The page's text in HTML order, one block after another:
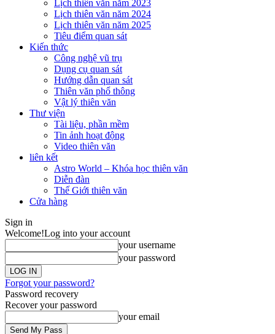
Lịch thiên văn năm 2023
Lịch thiên văn năm 2024
Lịch thiên văn năm 2025
Tiêu điểm quan sát
Kiến thức
Công nghệ vũ trụ
Dụng cụ quan sát
Hướng dẫn quan sát
Thiên văn phổ thông
Vật lý thiên văn
Thư viện
Tài liệu, phần mềm
Tin ảnh hoạt động
Video thiên văn
liên kết
Astro World – Khóa học thiên văn
Diễn đàn
Thế Giới thiên văn
Cửa hàng
Sign in
Welcome!Log into your account
your username
your password
Forgot your password?
Password recovery
Recover your password
your email